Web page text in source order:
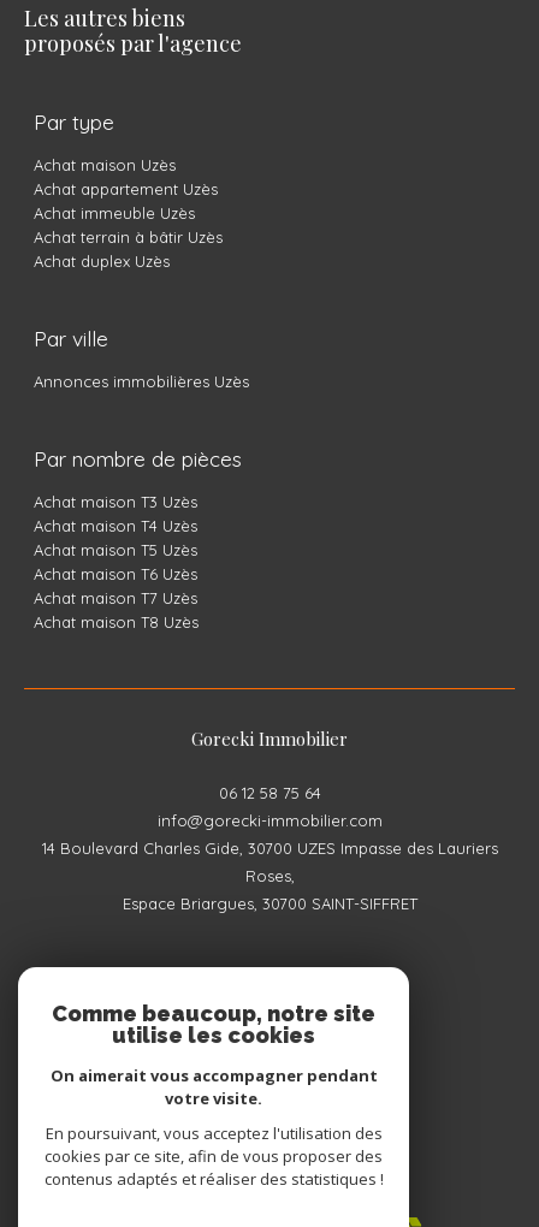
Achat maison Uzès
Achat immeuble Uzès
Achat terrain à bâtir Uzès
Achat duplex Uzès
Annonces immobilières Uzès
Achat maison T3 Uzès
Achat maison T5 Uzès
Achat maison T6 Uzès
Achat maison T7 Uzès
Achat maison T8 Uzès
Gorecki Immobilier
06 12 58 75 64
14 Boulevard Charles Gide, 30700 UZES Impasse des Lauriers
Roses,
Espace Briargues, 30700 SAINT-SIFFRET
NOUS SUIVRE SUR
ADHÉRENTS
Comme beaucoup, notre site
utilise les cookies
On aimerait vous accompagner pendant
votre visite.
En poursuivant, vous acceptez l'utilisation des
cookies par ce site, afin de vous proposer des
contenus adaptés et réaliser des statistiques !